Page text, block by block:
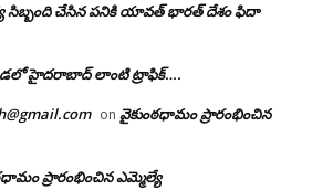
సిబ్బంది చేసిన పనికి యావత్ భారత్ దేశం ఫిదా
హైదరాబాద్ లాంటి ట్రాఫిక్….
on వైకుంఠధామం ప్రారంభించిన
ప్రారంభించిన ఎమ్మెల్యే